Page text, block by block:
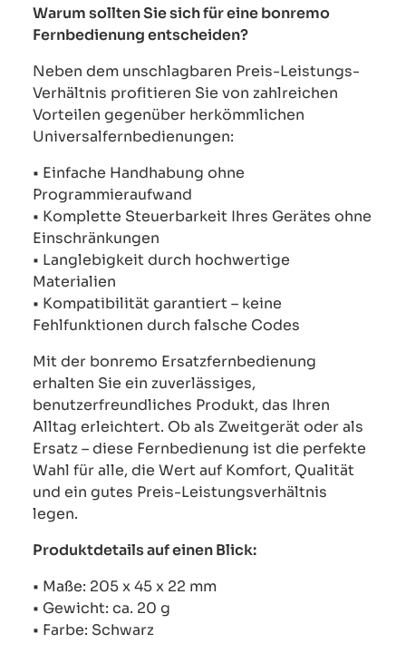
Warum sollten Sie sich für eine bonremo
Fernbedienung entscheiden?
Neben dem unschlagbaren Preis-Leistungs-
Verhältnis profitieren Sie von zahlreichen
Vorteilen gegenüber herkömmlichen
Universalfernbedienungen:
• Einfache Handhabung ohne
Programmieraufwand
• Komplette Steuerbarkeit Ihres Gerätes ohne
Einschränkungen
• Langlebigkeit durch hochwertige
Materialien
• Kompatibilität garantiert – keine
Fehlfunktionen durch falsche Codes
Mit der bonremo Ersatzfernbedienung
erhalten Sie ein zuverlässiges,
benutzerfreundliches Produkt, das Ihren
Alltag erleichtert. Ob als Zweitgerät oder als
Ersatz – diese Fernbedienung ist die perfekte
Wahl für alle, die Wert auf Komfort, Qualität
und ein gutes Preis-Leistungsverhältnis
legen.
Produktdetails auf einen Blick:
• Maße: 205 x 45 x 22 mm
• Gewicht: ca. 20 g
• Farbe: Schwarz